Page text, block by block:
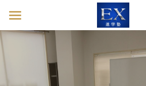
ホーム
英語診断ドック
進学塾EXとは